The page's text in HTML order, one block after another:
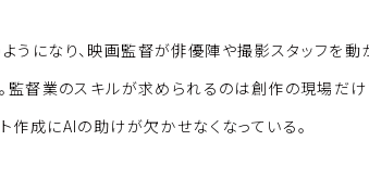
うになり、映画監督が俳優陣や撮影スタッフを動
監督業のスキルが求められるのは創作の現場だ
作成にAIの助けが欠かせなくなっている。